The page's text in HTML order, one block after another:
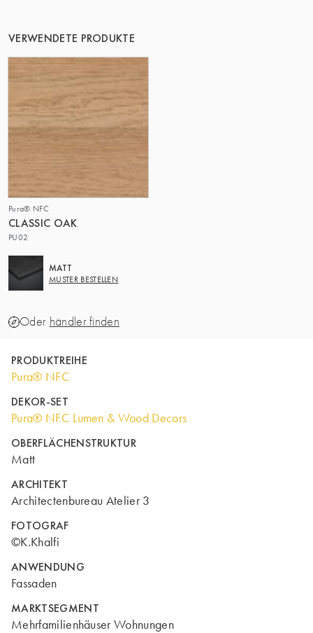
VERWENDETE PRODUKTE
Pura® NFC
CLASSIC OAK
PU02
MATT
MUSTER BESTELLEN
Oder händler finden
PRODUKTREIHE
Pura® NFC
DEKOR-SET
Pura® NFC Lumen & Wood Decors
OBERFLÄCHENSTRUKTUR
Matt
ARCHITEKT
Architectenbureau Atelier 3
FOTOGRAF
©K.Khalfi
ANWENDUNG
Fassaden
MARKTSEGMENT
Mehrfamilienhäuser Wohnungen